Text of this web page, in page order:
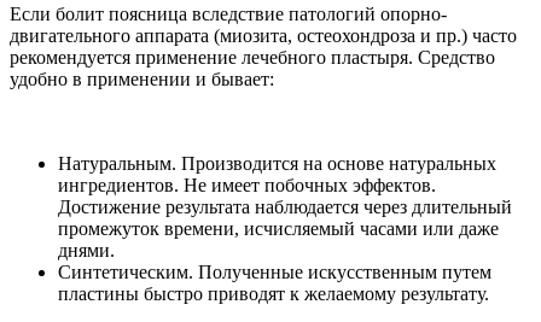
Если болит поясница вследствие патологий опорно-
двигательного аппарата (миозита, остеохондроза и пр.) часто
рекомендуется применение лечебного пластыря. Средство
удобно в применении и бывает:
Натуральным. Производится на основе натуральных
ингредиентов. Не имеет побочных эффектов.
Достижение результата наблюдается через длительный
промежуток времени, исчисляемый часами или даже
днями.
Синтетическим. Полученные искусственным путем
пластины быстро приводят к желаемому результату.